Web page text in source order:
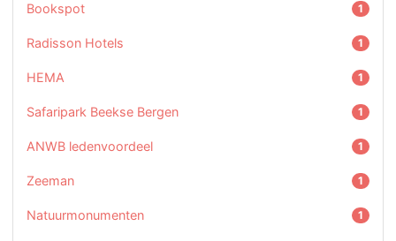
Bookspot 1
Radisson Hotels 1
HEMA 1
Safaripark Beekse Bergen 1
ANWB ledenvoordeel 1
Zeeman 1
Natuurmonumenten 1